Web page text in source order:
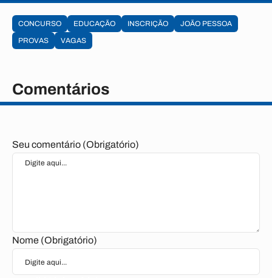
CONCURSO EDUCAÇÃO INSCRIÇÃO
JOÃO PESSOA
PROVAS
VAGAS
Comentários
Seu comentário (Obrigatório)
Nome (Obrigatório)